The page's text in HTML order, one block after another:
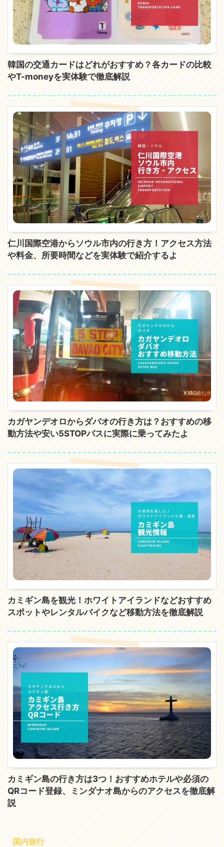
韓国の交通カードはどれがおすすめ？各カードの比較
やT-moneyを実体験で徹底解説
仁川国際空港からソウル市内の行き方！アクセス方法
や料金、所要時間などを実体験で紹介するよ
カガヤンデオロからダバオの行き方は？おすすめの移
動方法や安い5STOPバスに実際に乗ってみたよ
カミギン島を観光！ホワイトアイランドなどおすすめ
スポットやレンタルバイクなど移動方法を徹底解説
カミギン島の行き方は3つ！おすすめホテルや必須の
QRコード登録、ミンダナオ島からのアクセスを徹底解
説
国内旅行